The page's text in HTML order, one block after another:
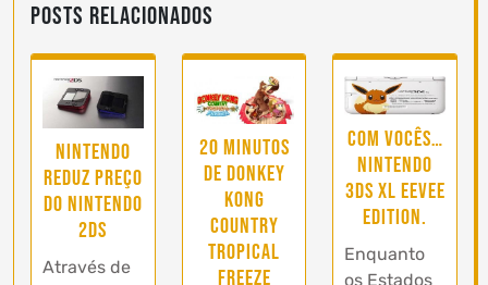
Posts Relacionados
Nintendo
reduz preço
do Nintendo
2DS
Através de
20 minutos
de Donkey
Kong
Country
Tropical
Freeze
Com vocês…
Nintendo
3DS XL Eevee
Edition.
Enquanto
os Estados